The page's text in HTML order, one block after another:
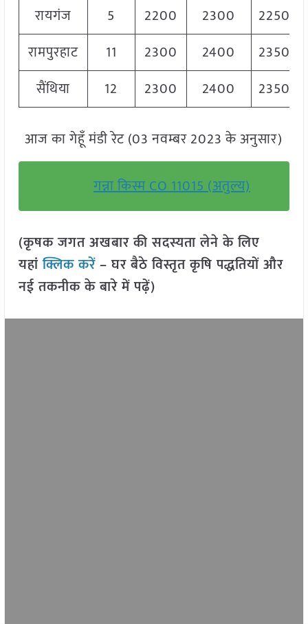
रायगंज 5 2200 2300
2250
रामपुरहाट
11 2300 2400
2350
सैंथिया
12 2300 2400 2350
आज का गेहूँ मंडी रेट (03 नवम्बर 2023 के अनुसार)
गन्ना किस्म CO 11015 (अतुल्य)
(कृषक जगत अखबार की सदस्यता लेने के लिए
यहांक्लिक करें– घर बैठे विस्तृत कृषि पद्धतियों और
नई तकनीक के बारे में पढ़ें)